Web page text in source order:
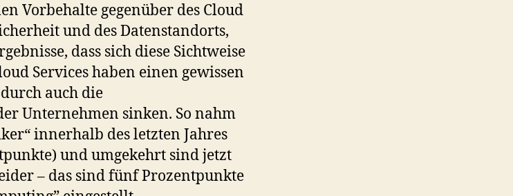
Vorbehalte gegenüber des Cloud
und des Datenstandorts,
dass sich diese Sichtweise
Services haben einen gewissen
auch die
Unternehmen sinken. So nahm
innerhalb des letzten Jahres
und umgekehrt sind jetzt
– das sind fünf Prozentpunkte